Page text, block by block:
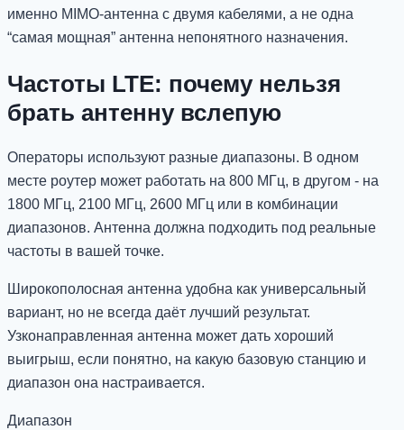
именно MIMO-антенна с двумя кабелями, а не одна
“самая мощная” антенна непонятного назначения.
Частоты LTE: почему нельзя
брать антенну вслепую
Операторы используют разные диапазоны. В одном
месте роутер может работать на 800 МГц, в другом - на
1800 МГц, 2100 МГц, 2600 МГц или в комбинации
диапазонов. Антенна должна подходить под реальные
частоты в вашей точке.
Широкополосная антенна удобна как универсальный
вариант, но не всегда даёт лучший результат.
Узконаправленная антенна может дать хороший
выигрыш, если понятно, на какую базовую станцию и
диапазон она настраивается.
Диапазон